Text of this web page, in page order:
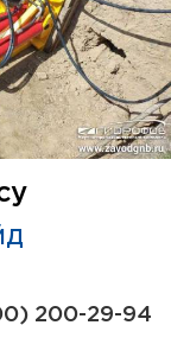
200-29-94